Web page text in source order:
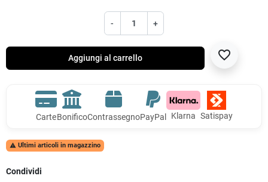
- +
Aggiungi al carrello favorite_border
CarteBonificoContrassegnoPayPal Klarna Satispay
 Ultimi articoli in magazzino
Condividi